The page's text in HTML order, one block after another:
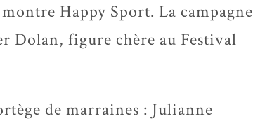
Happy Sport. La campagne
Dolan, figure chère au Festival
de marraines : Julianne